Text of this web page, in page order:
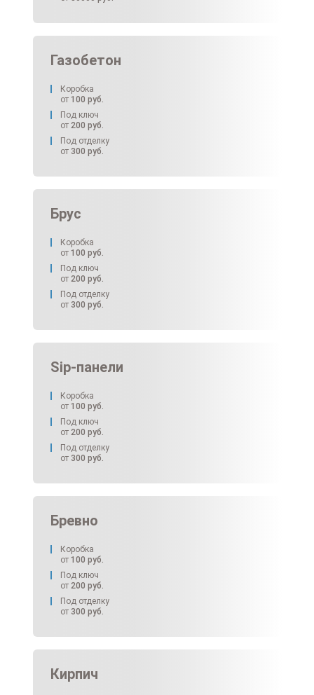
Газобетон
Коробка
от 100 руб.
Под ключ
от 200 руб.
Под отделку
от 300 руб.
Брус
Коробка
от 100 руб.
Под ключ
от 200 руб.
Под отделку
от 300 руб.
Sip-панели
Коробка
от 100 руб.
Под ключ
от 200 руб.
Под отделку
от 300 руб.
Бревно
Коробка
от 100 руб.
Под ключ
от 200 руб.
Под отделку
от 300 руб.
Кирпич